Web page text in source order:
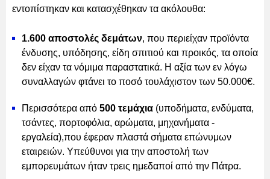
εντοπίστηκαν και κατασχέθηκαν τα ακόλουθα:
1.600 αποστολές δεμάτων, που περιείχαν προϊόντα
ένδυσης, υπόδησης, είδη σπιτιού και προικός, τα οποία
δεν είχαν τα νόμιμα παραστατικά. Η αξία των εν λόγω
συναλλαγών φτάνει το ποσό τουλάχιστον των 50.000€.
Περισσότερα από 500 τεμάχια (υποδήματα, ενδύματα,
τσάντες, πορτοφόλια, αρώματα, μηχανήματα -
εργαλεία),που έφεραν πλαστά σήματα επώνυμων
εταιρειών. Υπεύθυνοι για την αποστολή των
εμπορευμάτων ήταν τρεις ημεδαποί από την Πάτρα.